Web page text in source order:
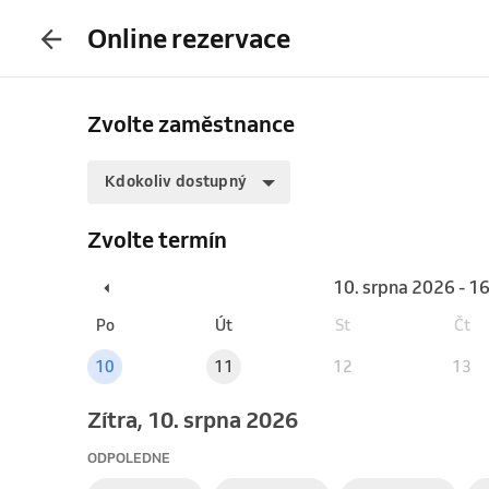
Online rezervace
Zvolte zaměstnance
Kdokoliv dostupný
Zvolte termín
10. srpna 2026 -
Po Út St Čt
10 11 12 13
Zítra, 10. srpna 2026
ODPOLEDNE